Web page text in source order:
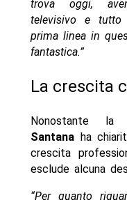
trova oggi,
televisivo e
prima linea in
fantastica.”
La crescita
Nonostante la
Santanaha
crescita
esclude alcuna
“Per quanto